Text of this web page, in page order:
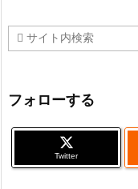
フォローする
Twitter